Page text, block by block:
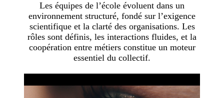
Les équipes de l’école évoluent dans un
environnement structuré, fondé sur l’exigence
scientifique et la clarté des organisations. Les
rôles sont définis, les interactions fluides, et la
coopération entre métiers constitue un moteur
essentiel du collectif.